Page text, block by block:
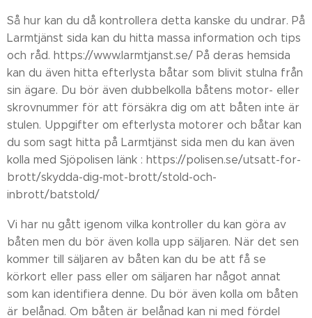
Så hur kan du då kontrollera detta kanske du undrar. På
Larmtjänst sida kan du hitta massa information och tips
och råd. https://www.larmtjanst.se/ På deras hemsida
kan du även hitta efterlysta båtar som blivit stulna från
sin ägare. Du bör även dubbelkolla båtens motor- eller
skrovnummer för att försäkra dig om att båten inte är
stulen. Uppgifter om efterlysta motorer och båtar kan
du som sagt hitta på Larmtjänst sida men du kan även
kolla med Sjöpolisen länk : https://polisen.se/utsatt-for-
brott/skydda-dig-mot-brott/stold-och-
inbrott/batstold/
Vi har nu gått igenom vilka kontroller du kan göra av
båten men du bör även kolla upp säljaren. När det sen
kommer till säljaren av båten kan du be att få se
körkort eller pass eller om säljaren har något annat
som kan identifiera denne. Du bör även kolla om båten
är belånad. Om båten är belånad kan ni med fördel